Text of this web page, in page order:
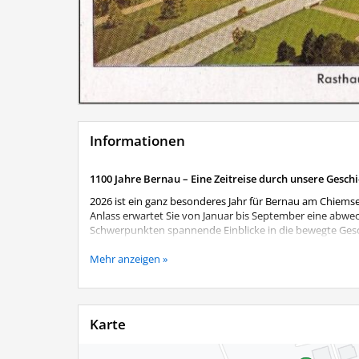
Informationen
1100 Jahre Bernau – Eine Zeitreise durch unsere
2026 ist ein ganz besonderes Jahr für Bernau am
Anlass erwartet Sie von Januar bis September eine
Schwerpunkten spannende Einblicke in die bewegte
Begeben Sie sich auf eine Zeitreise von den Anfängen
Perspektiven. Die Ausstellung verändert sich im Laufe
Aktuelles Ausstellungsthema
Reichsautobahn und Rasthaus - Entstehung und
und Mobilität. Doch wie entstand die Reichsautobahn,
jährigen Gemeindejubiläums widmet sich die aktuelle
Mehr anzeigen »
Karte